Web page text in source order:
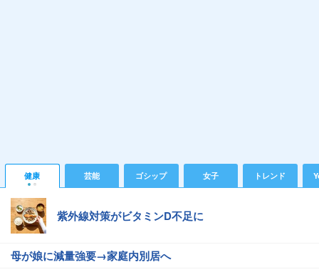
健康 芸能 ゴシップ 女子 トレンド
紫外線対策がビタミンD不足に
母が娘に減量強要→家庭内別居へ